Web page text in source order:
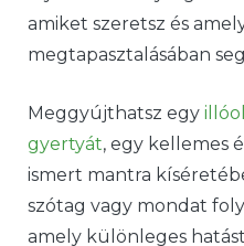
amiket szeretsz és
megtapasztalásában
Meggyújthatsz egy
gyertyát, egy kellemes
ismert mantra
szótag vagy mondat
amely különleges